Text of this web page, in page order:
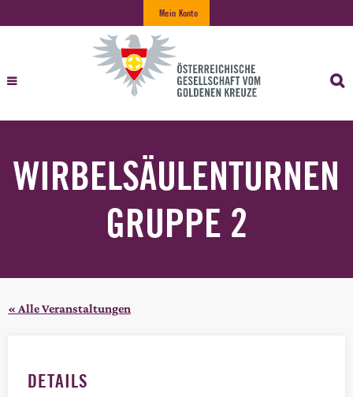
Mein Konto
WIRBELSÄULENTURNEN
GRUPPE 2
« Alle Veranstaltungen
DETAILS